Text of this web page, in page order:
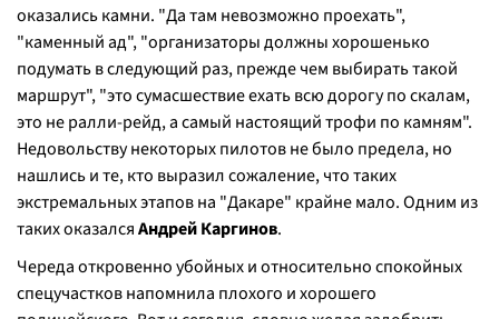
оказались камни. "Да там невозможно проехать",
"каменный ад", "организаторы должны хорошенько
подумать в следующий раз, прежде чем выбирать такой
маршрут", "это сумасшествие ехать всю дорогу по скалам,
это не ралли-рейд, а самый настоящий трофи по камням".
Недовольству некоторых пилотов не было предела, но
нашлись и те, кто выразил сожаление, что таких
экстремальных этапов на "Дакаре" крайне мало. Одним из
таких оказалсяАндрей Каргинов.
Череда откровенно убойных и относительно спокойных
спецучастков напомнила плохого и хорошего